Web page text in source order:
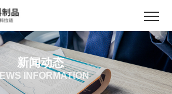
新闻动态
INFORMATION